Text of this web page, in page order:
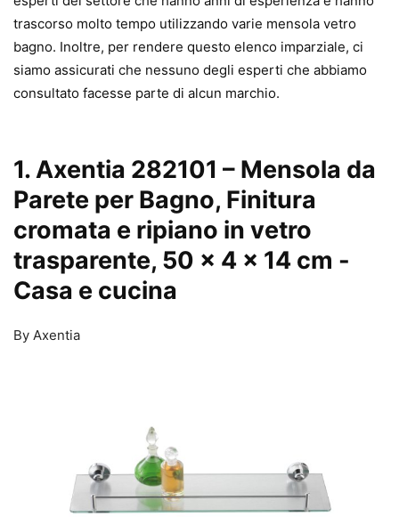
trascorso molto tempo utilizzando varie mensola vetro
bagno. Inoltre, per rendere questo elenco imparziale, ci
siamo assicurati che nessuno degli esperti che abbiamo
consultato facesse parte di alcun marchio.
1. Axentia ‎282101 – Mensola da
Parete per Bagno, Finitura
cromata e ripiano in vetro
trasparente, 50 x 4 x 14 cm -
Casa e cucina
By Axentia